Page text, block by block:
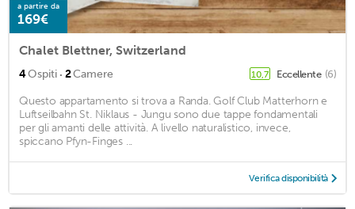
a partire da
169€
Chalet Blettner, Switzerland
4Ospiti · 2Camere 10,7 Eccellente (6)
Questo appartamento si trova a Randa. Golf Club Matterhorn e
Luftseilbahn St. Niklaus - Jungu sono due tappe fondamentali
per gli amanti delle attività. A livello naturalistico, invece,
spiccano Pfyn-Finges ...
Verifica disponibilità